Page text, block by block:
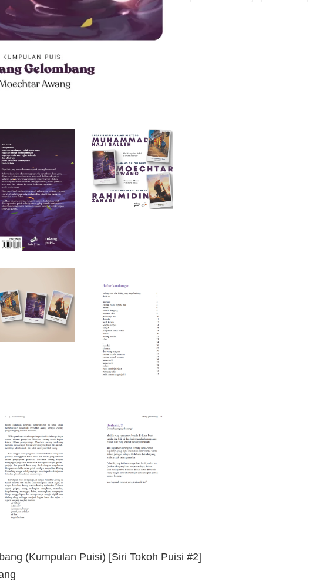
(Kumpulan Puisi) [Siri Tokoh Puisi #2]